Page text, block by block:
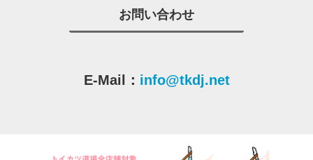
お問い合わせ
E-Mail： info@tkdj.net